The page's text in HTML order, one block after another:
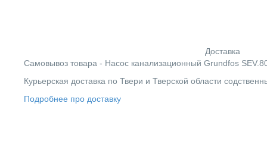
Доставка
Cамовывоз товара - Насос канализационный Grundfos
Курьерская доставка по Твери и Тверской области
Подробнее про доставку